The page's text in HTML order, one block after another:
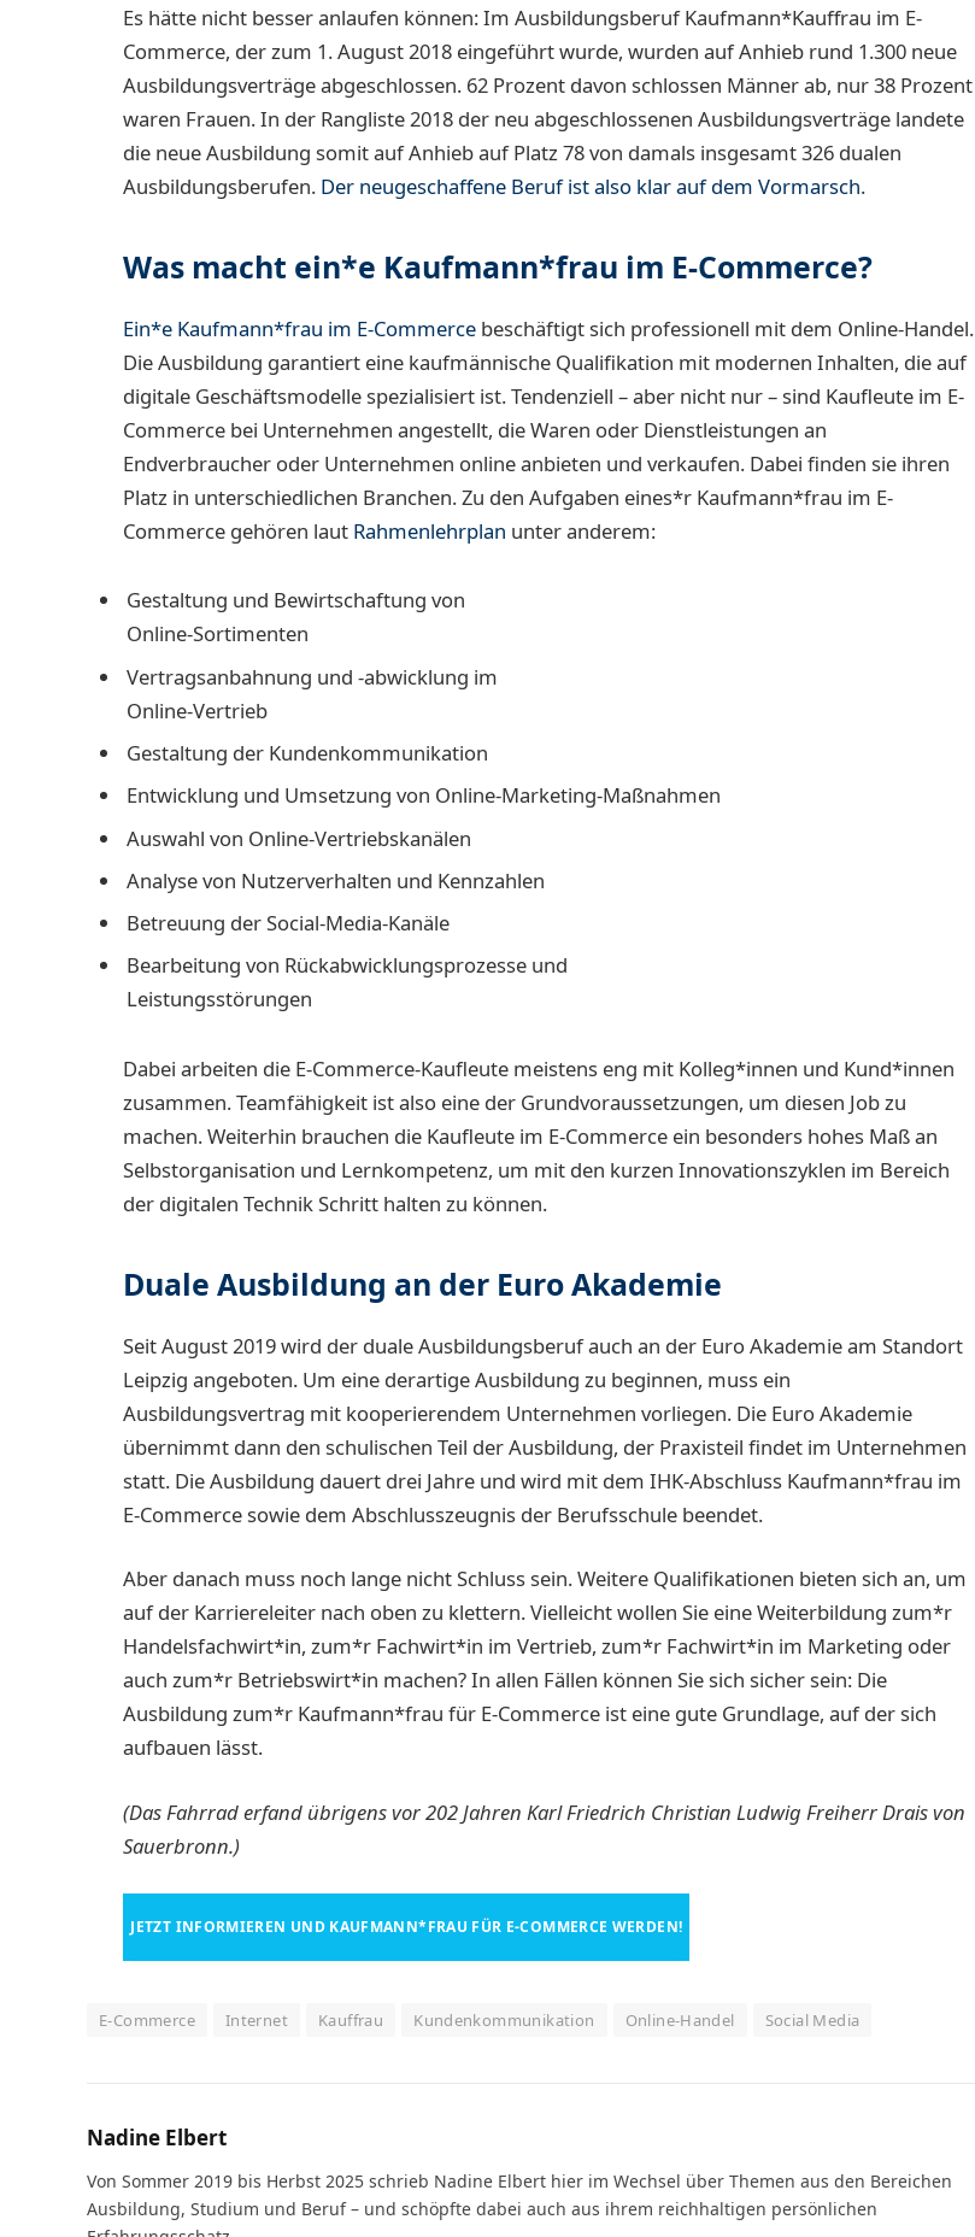
Es hätte nicht besser anlaufen können: Im Ausbildungsberuf Kaufmann*Kauffrau im E-
Commerce, der zum 1. August 2018 eingeführt wurde, wurden auf Anhieb rund 1.300 neue
Ausbildungsverträge abgeschlossen. 62 Prozent davon schlossen Männer ab, nur 38 Prozent
waren Frauen. In der Rangliste 2018 der neu abgeschlossenen Ausbildungsverträge landete
die neue Ausbildung somit auf Anhieb auf Platz 78 von damals insgesamt 326 dualen
Ausbildungsberufen. Der neugeschaffene Beruf ist also klar auf dem Vormarsch.
Was macht ein*e Kaufmann*frau im E-Commerce?
Ein*e Kaufmann*frau im E-Commerce beschäftigt sich professionell mit dem Online-Handel.
Die Ausbildung garantiert eine kaufmännische Qualifikation mit modernen Inhalten, die auf
digitale Geschäftsmodelle spezialisiert ist. Tendenziell – aber nicht nur – sind Kaufleute im E-
Commerce bei Unternehmen angestellt, die Waren oder Dienstleistungen an
Endverbraucher oder Unternehmen online anbieten und verkaufen. Dabei finden sie ihren
Platz in unterschiedlichen Branchen. Zu den Aufgaben eines*r Kaufmann*frau im E-
Commerce gehören laut Rahmenlehrplan unter anderem:
Gestaltung und Bewirtschaftung von
Online-Sortimenten
Vertragsanbahnung und -abwicklung im
Online-Vertrieb
Gestaltung der Kundenkommunikation
Entwicklung und Umsetzung von Online-Marketing-Maßnahmen
Auswahl von Online-Vertriebskanälen
Analyse von Nutzerverhalten und Kennzahlen
Betreuung der Social-Media-Kanäle
Bearbeitung von Rückabwicklungsprozesse und
Leistungsstörungen
Dabei arbeiten die E-Commerce-Kaufleute meistens eng mit Kolleg*innen und Kund*innen
zusammen. Teamfähigkeit ist also eine der Grundvoraussetzungen, um diesen Job zu
machen. Weiterhin brauchen die Kaufleute im E-Commerce ein besonders hohes Maß an
Selbstorganisation und Lernkompetenz, um mit den kurzen Innovationszyklen im Bereich
der digitalen Technik Schritt halten zu können.
Duale Ausbildung an der Euro Akademie
Seit August 2019 wird der duale Ausbildungsberuf auch an der Euro Akademie am Standort
Leipzig angeboten. Um eine derartige Ausbildung zu beginnen, muss ein
Ausbildungsvertrag mit kooperierendem Unternehmen vorliegen. Die Euro Akademie
übernimmt dann den schulischen Teil der Ausbildung, der Praxisteil findet im Unternehmen
statt. Die Ausbildung dauert drei Jahre und wird mit dem IHK-Abschluss Kaufmann*frau im
E-Commerce sowie dem Abschlusszeugnis der Berufsschule beendet.
Aber danach muss noch lange nicht Schluss sein. Weitere Qualifikationen bieten sich an, um
auf der Karriereleiter nach oben zu klettern. Vielleicht wollen Sie eine Weiterbildung zum*r
Handelsfachwirt*in, zum*r Fachwirt*in im Vertrieb, zum*r Fachwirt*in im Marketing oder
auch zum*r Betriebswirt*in machen? In allen Fällen können Sie sich sicher sein: Die
Ausbildung zum*r Kaufmann*frau für E-Commerce ist eine gute Grundlage, auf der sich
aufbauen lässt.
(Das Fahrrad erfand übrigens vor 202 Jahren Karl Friedrich Christian Ludwig Freiherr Drais von
Sauerbronn.)
JETZT INFORMIEREN UND KAUFMANN*FRAU FÜR E-COMMERCE WERDEN!
E-Commerce Internet Kauffrau Kundenkommunikation Online-Handel Social Media
Nadine Elbert
Von Sommer 2019 bis Herbst 2025 schrieb Nadine Elbert hier im Wechsel über Themen aus den Bereichen
Ausbildung, Studium und Beruf – und schöpfte dabei auch aus ihrem reichhaltigen persönlichen